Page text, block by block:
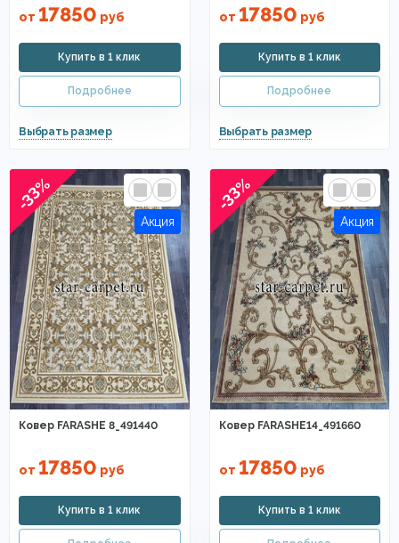
от 17850 руб от 17850 руб
-33%
Ковер FARASHE 8_491440
от 17850 руб
-33%
Ковер FARASHE14_491660
от 17850 руб